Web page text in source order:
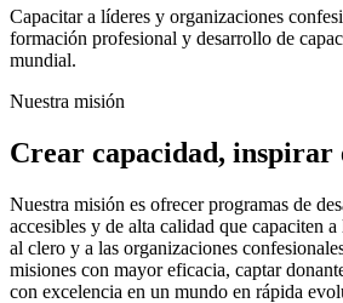
Capacitar a líderes y organizaciones
formación profesional y desarrollo de
mundial.
Nuestra misión
Crear capacidad, inspirar
Nuestra misión es ofrecer programas de
accesibles y de alta calidad que capaciten
al clero y a las organizaciones
misiones con mayor eficacia, captar
con excelencia en un mundo en rápida